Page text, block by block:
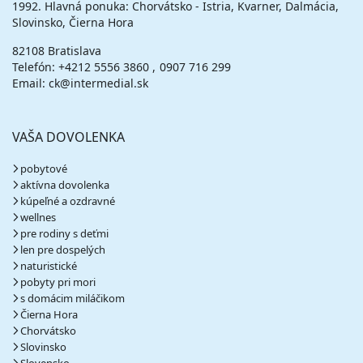
cena za 6 dní (5 nocí)
1992. Hlavná ponuka: Chorvátsko - Istria, Kvarner, Dalmácia,
Slovinsko, Čierna Hora
82108 Bratislava
Telefón: +4212 5556 3860
0907 716 299
Email: ck@intermedial.sk
VAŠA DOVOLENKA
pobytové
aktívna dovolenka
kúpeľné a ozdravné
wellnes
pre rodiny s deťmi
len pre dospelých
naturistické
pobyty pri mori
s domácim miláčikom
Čierna Hora
Chorvátsko
Slovinsko